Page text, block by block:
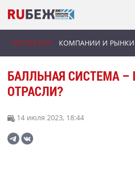
ГОССЕКТОР КОМПАНИИ И РЫНКИ
БАЛЛЬНАЯ СИСТЕМА
ОТРАСЛИ?
14 июля 2023, 18:44